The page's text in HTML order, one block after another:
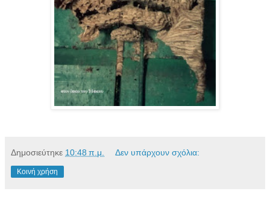
Δημοσιεύτηκε 10:48 π.μ. Δεν υπάρχουν σχόλια:
Κοινή χρήση